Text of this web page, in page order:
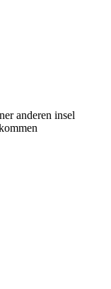
anderen insel